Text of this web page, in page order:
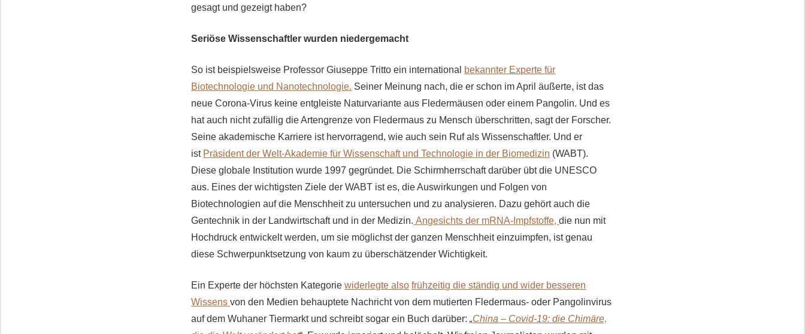
gesagt und gezeigt haben?
Seriöse Wissenschaftler wurden niedergemacht
So ist beispielsweise Professor Giuseppe Tritto ein international
bekannter Experte für
Biotechnologie und Nanotechnologie. Seiner Meinung nach, die er schon im April äußerte, ist das
neue Corona-Virus keine entgleiste Naturvariante aus Fledermäusen oder einem Pangolin. Und es
hat auch nicht zufällig die Artengrenze von Fledermaus zu Mensch überschritten, sagt der Forscher.
Seine akademische Karriere ist hervorragend, wie auch sein Ruf als Wissenschaftler. Und er
ist Präsident der Welt-Akademie für Wissenschaft und Technologie in der Biomedizin (WABT).
Diese globale Institution wurde 1997 gegründet. Die Schirmherrschaft darüber übt die UNESCO
aus. Eines der wichtigsten Ziele der WABT ist es, die Auswirkungen und Folgen von
Biotechnologien auf die Menschheit zu untersuchen und zu analysieren. Dazu gehört auch die
Gentechnik in der Landwirtschaft und in der Medizin. Angesichts der mRNA-Impfstoffe,die nun mit
Hochdruck entwickelt werden, um sie möglichst der ganzen Menschheit einzuimpfen, ist genau
diese Schwerpunktsetzung von kaum zu überschätzender Wichtigkeit.
Ein Experte der höchsten Kategoriewiderlegte also frühzeitigdie ständig und wider besseren
Wissensvon den Medien behauptete Nachricht von dem mutierten Fledermaus- oder Pangolinvirus
auf dem Wuhaner Tiermarkt und schreibt sogar ein Buch darüber:„China – Covid-19: die Chimäre,